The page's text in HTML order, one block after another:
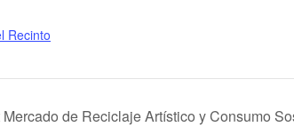
Recinto
Mercado de Reciclaje Artístico y Consumo